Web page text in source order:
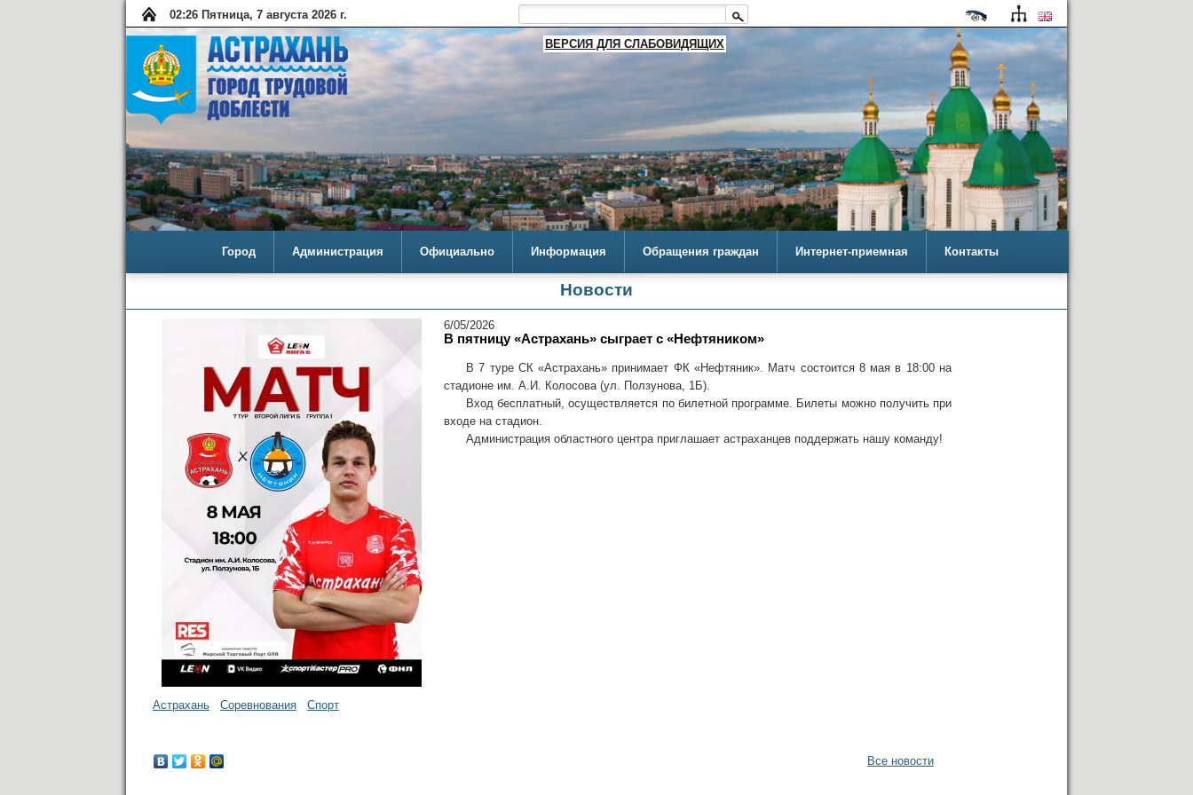
02:26 Пятница, 7 августа 2026 г.
ВЕРСИЯ ДЛЯ СЛАБОВИДЯЩИХ
Город Администрация Официально Информация Обращения граждан Интернет-приемная Контакты
Новости
6/05/2026
В пятницу «Астрахань» сыграет с «Нефтяником»
В 7 туре СК «Астрахань» принимает ФК «Нефтяник». Матч состоится 8 мая в 18:00 на
стадионе им. А.И. Колосова (ул. Ползунова, 1Б).
Вход бесплатный, осуществляется по билетной программе. Билеты можно получить при
входе на стадион.
Администрация областного центра приглашает астраханцев поддержать нашу команду!
Астрахань Соревнования Спорт
Все новости